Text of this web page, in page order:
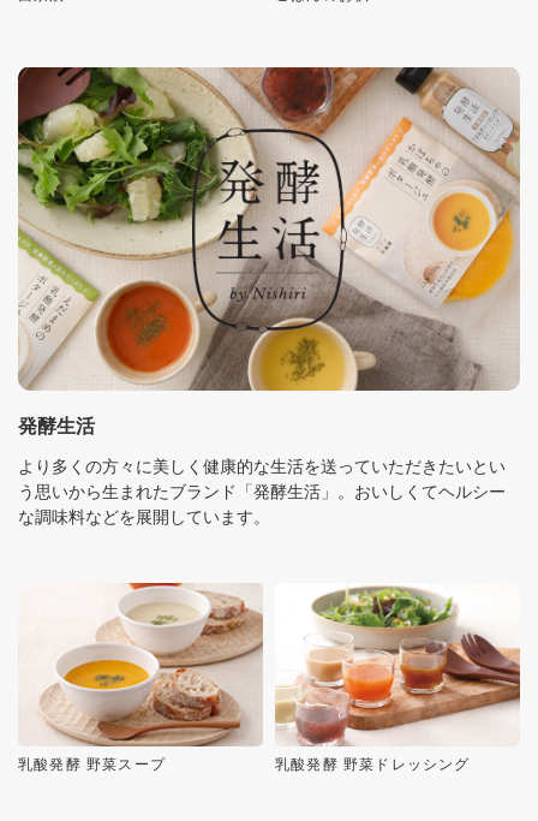
発酵生活
より多くの方々に美しく健康的な生活を送っていただきたいとい
う思いから生まれたブランド「発酵生活」。おいしくてヘルシー
な調味料などを展開しています。
乳酸発酵 野菜スープ 乳酸発酵 野菜ドレッシング